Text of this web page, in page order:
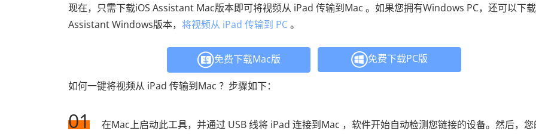
现在，只需下载iOS Assistant Mac版本即可将视频从 iPad 传输到Mac 。如果您拥有Windows PC，还可以下
Assistant Windows版本， 将视频从 iPad 传输到 PC。
免费下载Mac版 免费下载PC版
如何一键将视频从 iPad 传输到Mac ？步骤如下：
01
在Mac上启动此工具，并通过 USB 线将 iPad 连接到Mac ，软件开始自动检测您链接的设备。然后，